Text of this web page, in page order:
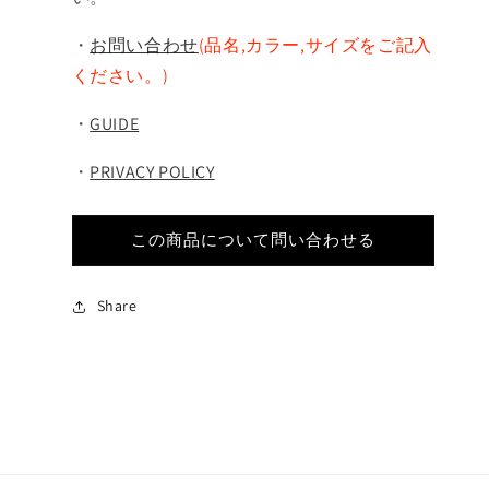
・ お問い合わせ(品名,カラー,サイズをご記入
ください。)
・GUIDE
・ PRIVACY POLICY
この商品について問い合わせる
Share